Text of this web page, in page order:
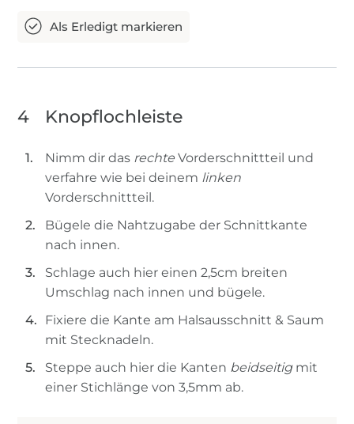
4 Knopflochleiste
Nimm dir das rechte Vorderschnittteil und
verfahre wie bei deinem linken
Vorderschnittteil.
Bügele die Nahtzugabe der Schnittkante
nach innen.
Schlage auch hier einen 2,5cm breiten
Umschlag nach innen und bügele.
Fixiere die Kante am Halsausschnitt & Saum
mit Stecknadeln.
Steppe auch hier die Kanten beidseitigmit
einer Stichlänge von 3,5mm ab.